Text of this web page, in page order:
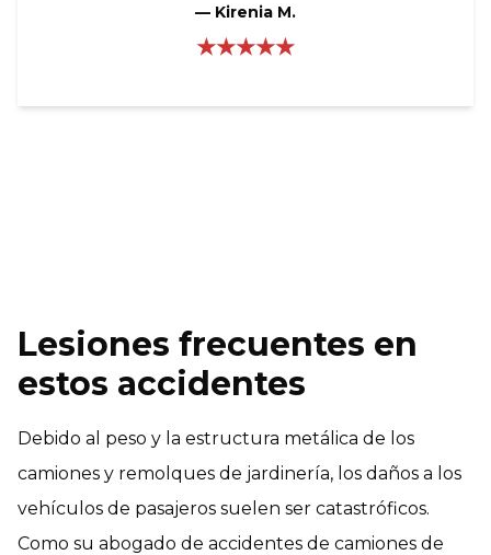
— Kirenia M.
★★★★★
Lesiones frecuentes en
estos accidentes
Debido al peso y la estructura metálica de los
camiones y remolques de jardinería, los daños a los
vehículos de pasajeros suelen ser catastróficos.
Como su abogado de accidentes de camiones de